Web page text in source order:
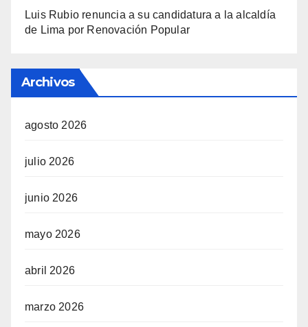
Luis Rubio renuncia a su candidatura a la alcaldía
de Lima por Renovación Popular
Archivos
agosto 2026
julio 2026
junio 2026
mayo 2026
abril 2026
marzo 2026